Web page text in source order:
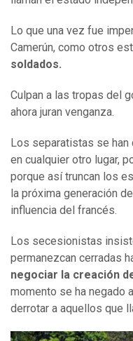
Lo que una vez fue
Camerún, como otros
soldados.
Culpan a las tropas del
ahora juran venganza.
Los separatistas se
en cualquier otro lugar,
porque así truncan los
la próxima generación
influencia del francés.
Los secesionistas
permanezcan cerradas
negociar la creación
momento se ha negado
derrotar a aquellos que